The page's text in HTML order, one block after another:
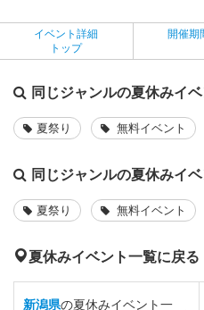
イベント詳細
トップ
開催期
同じジャンルの夏休みイ
夏祭り 無料イベント
同じジャンルの夏休みイ
夏祭り 無料イベント
夏休みイベント一覧に戻る
新潟県の夏休みイベント一